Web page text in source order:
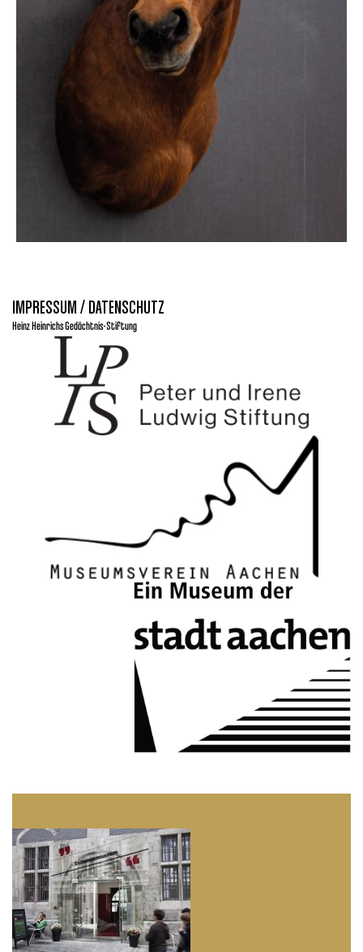
IMPRESSUM / DATENSCHUTZ
Heinz Heinrichs Gedächtnis-Stiftung